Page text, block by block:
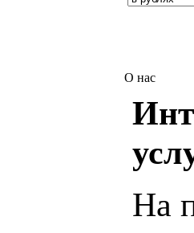
О нас
На